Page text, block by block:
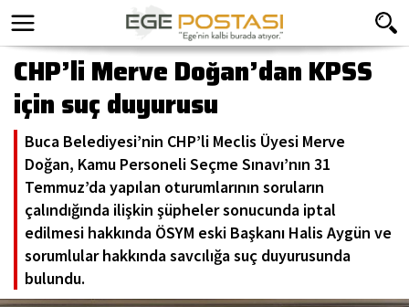
CHP’li Merve Doğan’dan KPSS
için suç duyurusu
Buca Belediyesi’nin CHP’li Meclis Üyesi Merve
Doğan, Kamu Personeli Seçme Sınavı’nın 31
Temmuz’da yapılan oturumlarının soruların
çalındığında ilişkin şüpheler sonucunda iptal
edilmesi hakkında ÖSYM eski Başkanı Halis Aygün ve
sorumlular hakkında savcılığa suç duyurusunda
bulundu.